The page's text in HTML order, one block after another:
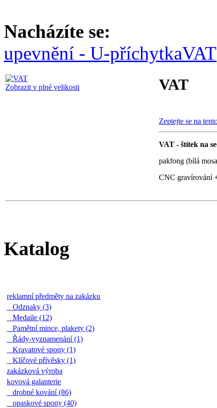
Nacházíte se:
upevnění - U-příchytkaVAT
Zobrazit v plné velikosti VAT
Zeptejte se na
VAT - štítek na
pakfong (bílá
CNC gravírování
Katalog
reklamní předměty na zakázku
Odznaky (3)
Medaile (12)
Pamětní mince, plakety (2)
Řády-vyznamenání (1)
Kravatové spony (1)
Klíčové přívěsky (1)
zakázková výroba
kovová galanterie
drobné kování (86)
opaskové spony (40)